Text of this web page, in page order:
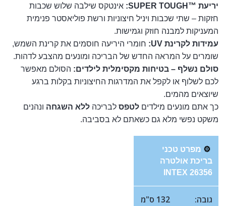
יריעת ™SUPER TOUGH:
אינטקס שילבה שלוש שכבות
חזקות – שתי שכבות ויניל חיצוניות ורשת פוליאסטר פנימית
המעניקות למבנה חוזק וגמישות.
עמידות לקרינת UV:
חומרי היריעה חוסמים את קרינת השמש,
שומרים על המראה החדש של הבריכה ומונעים מהצבע לדהות.
סולם נשלף – בטיחות מקסימלית לילדים: הסולם מאפשר
לכם לשלוף או לקפל את המדרגות החיצוניות בקלות ברגע
שיוצאים מהמים.
כך אתם מונעים מילדים לטפס לבריכה ללא השגחה ונהנים
משקט נפשי מלא גם כשאתם לא בסביבה.
⚙️ מפרט טכני
בריכת אולטרה
INTEX 26356
גובה: